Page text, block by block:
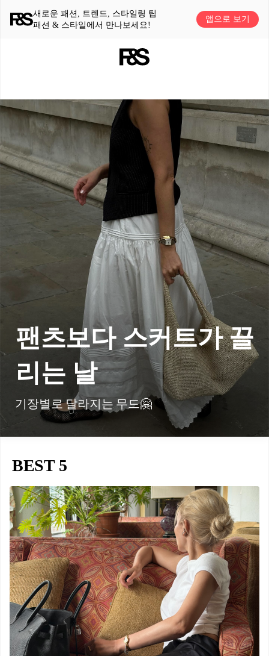
새로운 패션, 트렌드, 스타일링 팁
패션 & 스타일에서 만나보세요!
앱으로 보기
팬츠보다 스커트가 끌
리는 날
기장별로 달라지는 무드🤗
BEST 5